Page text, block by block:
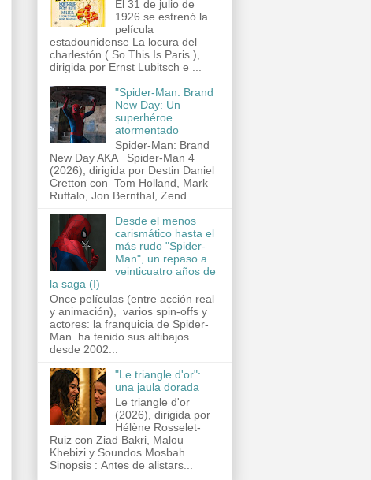
El 31 de julio de
1926 se estrenó la
película
estadounidense La locura del
charlestón ( So This Is Paris ),
dirigida por Ernst Lubitsch e ...
"Spider-Man: Brand
New Day: Un
superhéroe
atormentado
Spider-Man: Brand
New Day AKA Spider-Man 4
(2026), dirigida por Destin Daniel
Cretton con Tom Holland, Mark
Ruffalo, Jon Bernthal, Zend...
Desde el menos
carismático hasta el
más rudo "Spider-
Man", un repaso a
veinticuatro años de
la saga (I)
Once películas (entre acción real
y animación), varios spin-offs y
actores: la franquicia de Spider-
Man ha tenido sus altibajos
desde 2002...
"Le triangle d'or":
una jaula dorada
Le triangle d'or
(2026), dirigida por
Hélène Rosselet-
Ruiz con Ziad Bakri, Malou
Khebizi y Soundos Mosbah.
Sinopsis : Antes de alistars...